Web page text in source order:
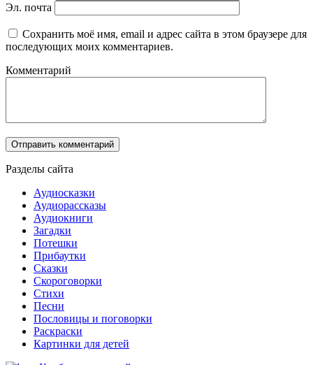
Эл. почта
Сохранить моё имя, email и адрес сайта в этом браузере для
последующих моих комментариев.
Комментарий
Разделы сайта
Аудиосказки
Аудиорассказы
Аудиокниги
Загадки
Потешки
Прибаутки
Сказки
Скороговорки
Стихи
Песни
Пословицы и поговорки
Раскраски
Картинки для детей